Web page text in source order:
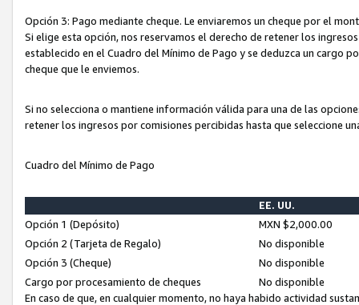
Opción 3: Pago mediante cheque. Le enviaremos un cheque por el
Si elige esta opción, nos reservamos el derecho de retener los
establecido en el Cuadro del Mínimo de Pago y se deduzca un cargo
cheque que le enviemos.
Si no selecciona o mantiene información válida para una de las
retener los ingresos por comisiones percibidas hasta que seleccione
Cuadro del Mínimo de Pago
EE. UU.
Opción 1 (Depósito)
MXN $2,000.00
Opción 2 (Tarjeta de Regalo)
No disponible
Opción 3 (Cheque)
No disponible
Cargo por procesamiento de cheques
No disponible
En caso de que, en cualquier momento, no haya habido actividad